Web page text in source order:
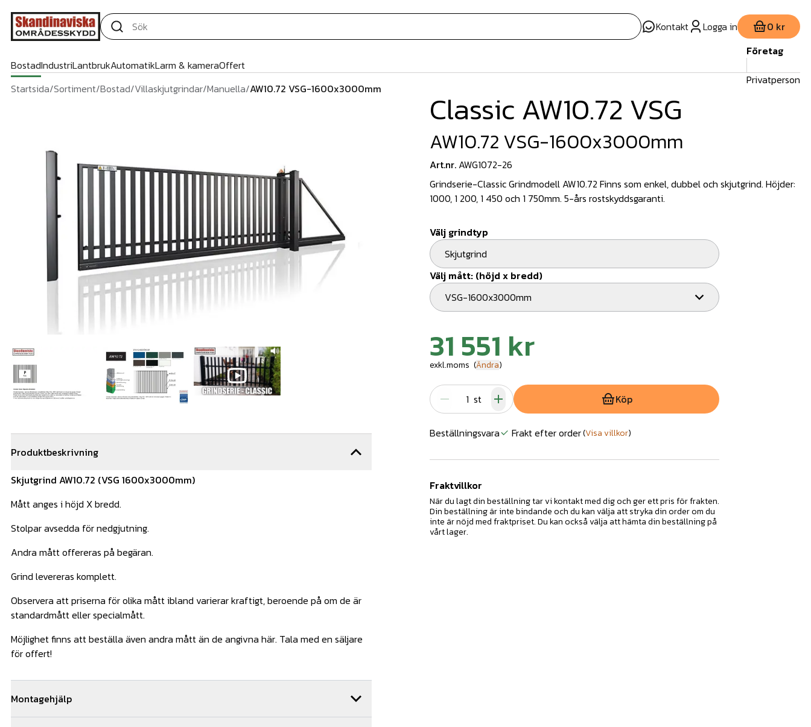
Kontakt Logga in 0 kr
BostadIndustriLantbrukAutomatikLarm & kameraOffert
Företag
Privatperson
Startsida/Sortiment/Bostad/Villaskjutgrindar/Manuella/AW10.72 VSG-1600x3000mm
Produktbeskrivning
Skjutgrind AW10.72 (VSG 1600x3000mm)
Mått anges i höjd X bredd.
Stolpar avsedda för nedgjutning.
Andra mått offereras på begäran.
Grind levereras komplett.
Observera att priserna för olika mått ibland varierar kraftigt, beroende på om de är
standardmått eller specialmått.
Möjlighet finns att beställa även andra mått än de angivna här. Tala med en säljare
för offert!
Montagehjälp
Classic AW10.72 VSG
AW10.72 VSG-1600x3000mm
Art.nr. AWG1072-26
Grindserie-Classic Grindmodell AW10.72 Finns som enkel, dubbel och skjutgrind. Höjder:
1000, 1 200, 1 450 och 1 750mm. 5-års rostskyddsgaranti.
Välj grindtyp
Skjutgrind
Välj mått: (höjd x bredd)
VSG-1600x3000mm
31 551 kr
exkl.moms (Ändra)
st Köp
Beställningsvara Frakt efter order(Visa villkor)
Fraktvillkor
När du lagt din beställning tar vi kontakt med dig och ger ett pris för frakten.
Din beställning är inte bindande och du kan välja att stryka din order om du
inte är nöjd med fraktpriset. Du kan också välja att hämta din beställning på
vårt lager.